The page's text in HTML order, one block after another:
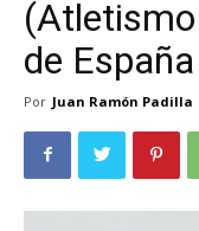
de
Por Juan Ramón Padilla